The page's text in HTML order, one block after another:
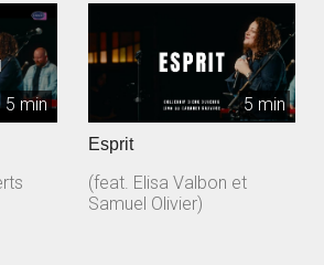
5 min 5 min
Esprit
(feat. Elisa Valbon et
Samuel Olivier)